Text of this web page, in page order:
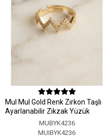
MuI MuI Gold Renk Zirkon Taşlı
Ayarlanabilir Zikzak Yüzük
MUBYK4236
MUIBYK4236